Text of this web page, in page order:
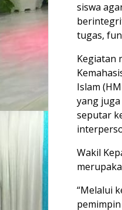
siswa
tugas,
Kegiatan
Islam
yang
seputar
Wakil
“Melalui